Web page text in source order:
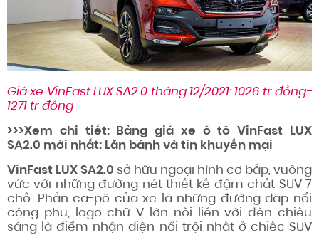
Giá xe VinFast LUX SA2.0 tháng 12/2021: 1026 tr đồng-
1271 tr đồng
>>>Xem chi tiết: Bảng giá xe ô tô VinFast LUX
SA2.0 mới nhất: Lăn bánh và tin khuyến mại
VinFast LUX SA2.0 sở hữu ngoại hình cơ bắp, vuông
vức với những đường nét thiết kế đậm chất SUV 7
chỗ. Phần ca-pô của xe là những đường dập nổi
công phu, logo chữ V lớn nối liền với đèn chiếu
sáng là điểm nhận diện nổi trội nhất ở chiếc SUV